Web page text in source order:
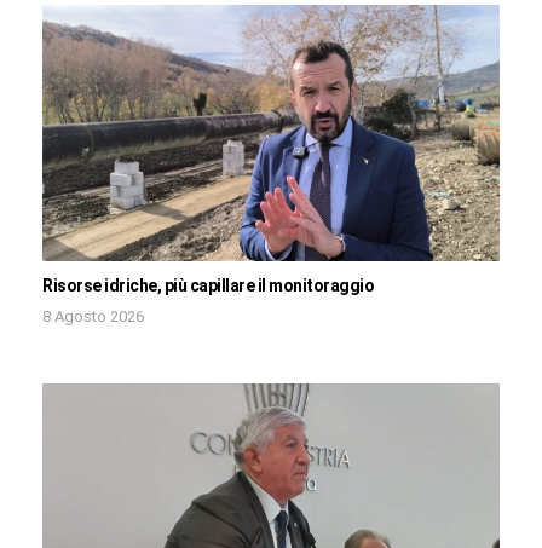
Risorse idriche, più capillare il monitoraggio
8 Agosto 2026